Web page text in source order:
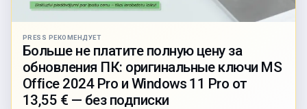
PRESS РЕКОМЕНДУЕТ
Больше не платите полную цену за
обновления ПК: оригинальные ключи MS
Office 2024 Pro и Windows 11 Pro от
13,55 € — без подписки